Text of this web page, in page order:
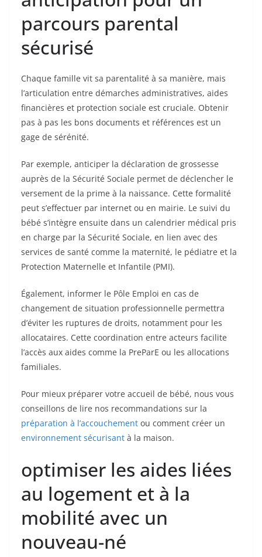
parcours parental
sécurisé
Chaque famille vit sa parentalité à sa manière, mais
l’articulation entre démarches administratives, aides
financières et protection sociale est cruciale. Obtenir
pas à pas les bons documents et références est un
gage de sérénité.
Par exemple, anticiper la déclaration de grossesse
auprès de la Sécurité Sociale permet de déclencher le
versement de la prime à la naissance. Cette formalité
peut s’effectuer par internet ou en mairie. Le suivi du
bébé s’intègre ensuite dans un calendrier médical pris
en charge par la Sécurité Sociale, en lien avec des
services de santé comme la maternité, le pédiatre et la
Protection Maternelle et Infantile (PMI).
Également, informer le Pôle Emploi en cas de
changement de situation professionnelle permettra
d’éviter les ruptures de droits, notamment pour les
allocataires. Cette coordination entre acteurs facilite
l’accès aux aides comme la PreParE ou les allocations
familiales.
Pour mieux préparer votre accueil de bébé, nous vous
conseillons de lire nos recommandations sur la
préparation à l’accouchement ou comment créer un
environnement sécurisant à la maison.
optimiser les aides liées
au logement et à la
mobilité avec un
nouveau-né